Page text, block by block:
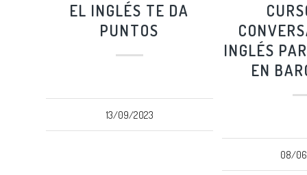
EL INGLÉS TE DA
PUNTOS
13/09/2023
INGLÉS
EN
08/